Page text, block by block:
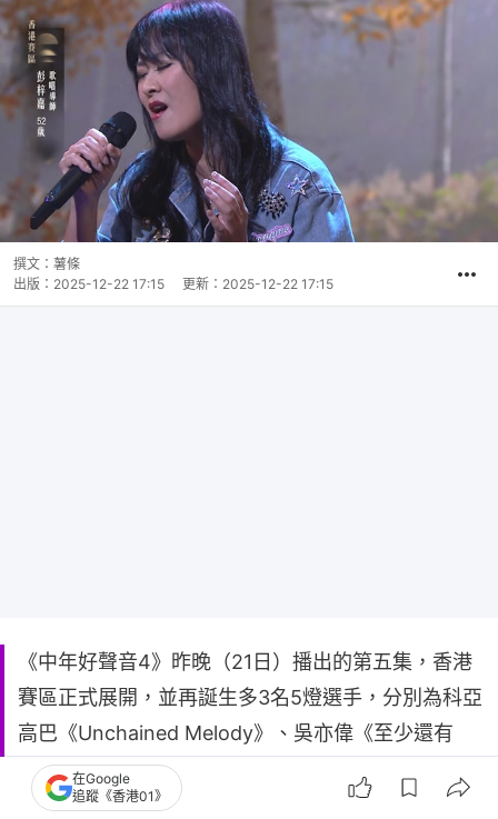
撰文： 薯條
出版： 2025-12-22 17:15 更新： 2025-12-22 17:15
《中年好聲音4》昨晚（21日）播出的第五集，香港
賽區正式展開，並再誕生多3名5燈選手，分別為科亞
高巴《Unchained Melody》、吳亦偉《至少還有
你》及彭梓嘉《我等到花兒也謝了》。其中，本身為
歌唱導師的彭梓嘉，憑藉超強唱功贏盡好評。
在Google
追蹤《香港01》